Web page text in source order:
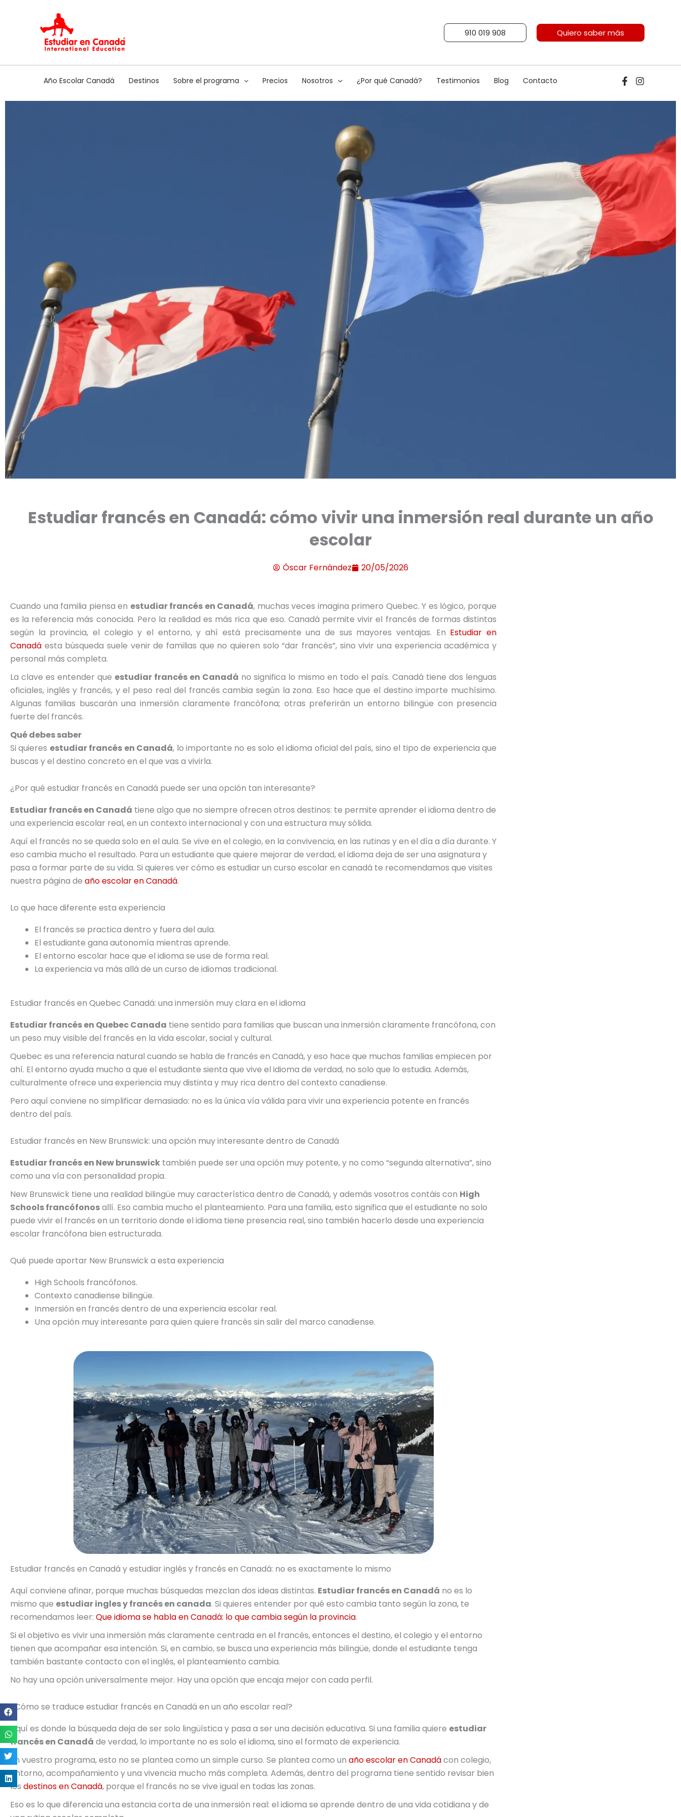
910 019 908 Quiero saber más
Año Escolar Canadá Destinos Sobre el programa Precios Nosotros ¿Por qué Canadá? Testimonios Blog Contacto
Estudiar francés en Canadá: cómo vivir una inmersión real durante un año
escolar
Óscar Fernández 20/05/2026
Cuando una familia piensa en estudiar francés en Canadá, muchas veces imagina primero Quebec. Y es lógico, porque
es la referencia más conocida. Pero la realidad es más rica que eso. Canadá permite vivir el francés de formas distintas
según la provincia, el colegio y el entorno, y ahí está precisamente una de sus mayores ventajas. En Estudiar en
Canadá esta búsqueda suele venir de familias que no quieren solo “dar francés”, sino vivir una experiencia académica y
personal más completa.
La clave es entender que estudiar francés en Canadá no significa lo mismo en todo el país. Canadá tiene dos lenguas
oficiales, inglés y francés, y el peso real del francés cambia según la zona. Eso hace que el destino importe muchísimo.
Algunas familias buscarán una inmersión claramente francófona; otras preferirán un entorno bilingüe con presencia
fuerte del francés.
Qué debes saber
Si quieres estudiar francés en Canadá, lo importante no es solo el idioma oficial del país, sino el tipo de experiencia que
buscas y el destino concreto en el que vas a vivirla.
¿Por qué estudiar francés en Canadá puede ser una opción tan interesante?
Estudiar francés en Canadá tiene algo que no siempre ofrecen otros destinos: te permite aprender el idioma dentro de
una experiencia escolar real, en un contexto internacional y con una estructura muy sólida.
Aquí el francés no se queda solo en el aula. Se vive en el colegio, en la convivencia, en las rutinas y en el día a día durante. Y
eso cambia mucho el resultado. Para un estudiante que quiere mejorar de verdad, el idioma deja de ser una asignatura y
pasa a formar parte de su vida. Si quieres ver cómo es estudiar un curso escolar en canadá te recomendamos que visites
nuestra página de año escolar en Canadá.
Lo que hace diferente esta experiencia
El francés se practica dentro y fuera del aula.
El estudiante gana autonomía mientras aprende.
El entorno escolar hace que el idioma se use de forma real.
La experiencia va más allá de un curso de idiomas tradicional.
Estudiar francés en Quebec Canadá: una inmersión muy clara en el idioma
Estudiar francés en Quebec Canada tiene sentido para familias que buscan una inmersión claramente francófona, con
un peso muy visible del francés en la vida escolar, social y cultural.
Quebec es una referencia natural cuando se habla de francés en Canadá, y eso hace que muchas familias empiecen por
ahí. El entorno ayuda mucho a que el estudiante sienta que vive el idioma de verdad, no solo que lo estudia. Además,
culturalmente ofrece una experiencia muy distinta y muy rica dentro del contexto canadiense.
Pero aquí conviene no simplificar demasiado: no es la única vía válida para vivir una experiencia potente en francés
dentro del país.
Estudiar francés en New Brunswick: una opción muy interesante dentro de Canadá
Estudiar francés en New brunswick también puede ser una opción muy potente, y no como “segunda alternativa”, sino
como una vía con personalidad propia.
New Brunswick tiene una realidad bilingüe muy característica dentro de Canadá, y además vosotros contáis con High
Schools francófonosallí. Eso cambia mucho el planteamiento. Para una familia, esto significa que el estudiante no solo
puede vivir el francés en un territorio donde el idioma tiene presencia real, sino también hacerlo desde una experiencia
escolar francófona bien estructurada.
Qué puede aportar New Brunswick a esta experiencia
High Schools francófonos.
Contexto canadiense bilingüe.
Inmersión en francés dentro de una experiencia escolar real.
Una opción muy interesante para quien quiere francés sin salir del marco canadiense.
Estudiar francés en Canadá y estudiar inglés y francés en Canadá: no es exactamente lo mismo
Aquí conviene afinar, porque muchas búsquedas mezclan dos ideas distintas. Estudiar francés en Canadá no es lo
mismo que estudiar ingles y francés en canada. Si quieres entender por qué esto cambia tanto según la zona, te
recomendamos leer: Que idioma se habla en Canadá: lo que cambia según la provincia.
Si el objetivo es vivir una inmersión más claramente centrada en el francés, entonces el destino, el colegio y el entorno
tienen que acompañar esa intención. Si, en cambio, se busca una experiencia más bilingüe, donde el estudiante tenga
también bastante contacto con el inglés, el planteamiento cambia.
No hay una opción universalmente mejor. Hay una opción que encaja mejor con cada perfil.
¿Cómo se traduce estudiar francés en Canadá en un año escolar real?
Aquí es donde la búsqueda deja de ser solo lingüística y pasa a ser una decisión educativa. Si una familia quiere estudiar
francés en Canadá de verdad, lo importante no es solo el idioma, sino el formato de experiencia.
En vuestro programa, esto no se plantea como un simple curso. Se plantea como un año escolar en Canadácon colegio,
entorno, acompañamiento y una vivencia mucho más completa. Además, dentro del programa tiene sentido revisar bien
los destinos en Canadá, porque el francés no se vive igual en todas las zonas.
Eso es lo que diferencia una estancia corta de una inmersión real: el idioma se aprende dentro de una vida cotidiana y de